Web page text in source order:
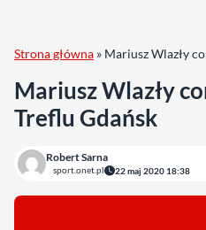
Strona główna » Mariusz Wlazły
Mariusz Wlazły
Treflu Gdańsk
Robert Sarna
sport.onet.pl 22 maj 2020 18:38